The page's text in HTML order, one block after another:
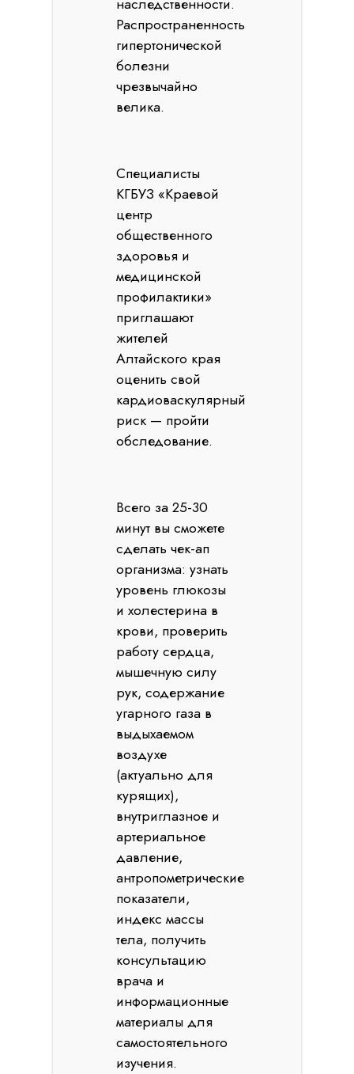
Распространенность
гипертонической
болезни
чрезвычайно
велика.
Специалисты
КГБУЗ «Краевой
центр
общественного
здоровья и
медицинской
профилактики»
приглашают
жителей
Алтайского края
оценить свой
кардиоваскулярный
риск — пройти
обследование.
Всего за 25-30
минут вы сможете
сделать чек-ап
организма: узнать
уровень глюкозы
и холестерина в
крови, проверить
работу сердца,
мышечную силу
рук, содержание
угарного газа в
выдыхаемом
воздухе
(актуально для
курящих),
внутриглазное и
артериальное
давление,
антропометрические
показатели,
индекс массы
тела, получить
консультацию
врача и
информационные
материалы для
самостоятельного
изучения.